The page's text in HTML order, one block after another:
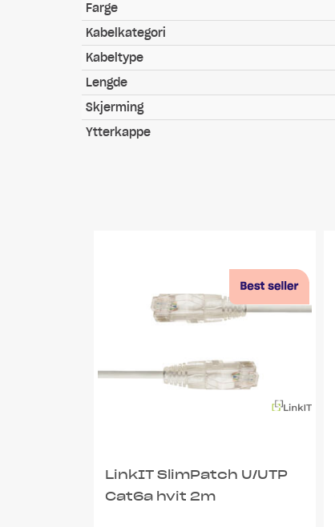
Farge
Kabelkategori
Kabeltype
Lengde
Skjerming
Ytterkappe
LinkIT SlimPatch U/UTP
Cat6a hvit 2m